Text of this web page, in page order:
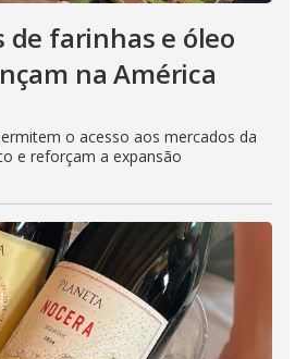
de farinhas e óleo
na América
o acesso aos mercados da
e reforçam a expansão